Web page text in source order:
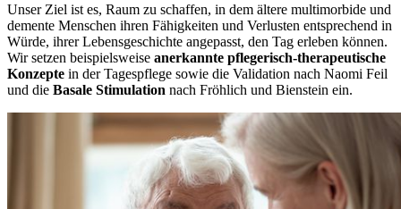
Unser Ziel ist es, Raum zu schaffen, in dem ältere multimorbide und
demente Menschen ihren Fähigkeiten und Verlusten entsprechend in
Würde, ihrer Lebensgeschichte angepasst, den Tag erleben können.
Wir setzen beispielsweise anerkannte pflegerisch-therapeutische
Konzepte in der Tagespflege sowie die Validation nach Naomi Feil
und die Basale Stimulation nach Fröhlich und Bienstein ein.